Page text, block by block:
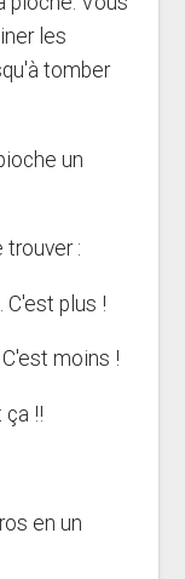
les
tomber
un
:
C'est plus !
moins !
ça !!
en un